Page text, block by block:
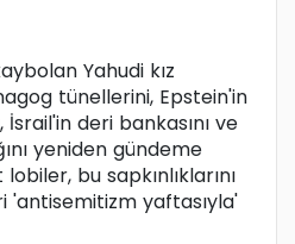
Yahudi kız
tünellerini, Epstein'in
İsrail'in deri bankasını ve
yeniden gündeme
lobiler, bu sapkınlıklarını
'antisemitizm yaftasıyla'